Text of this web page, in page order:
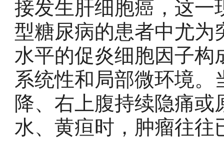
接发生肝细胞癌，这
型糖尿病的患者中尤
水平的促炎细胞因子
系统性和局部微环境
降、右上腹持续隐痛
水、黄疸时，肿瘤往